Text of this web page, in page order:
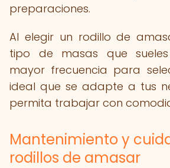
preparaciones.
Al elegir un rodillo de
tipo de masas que
mayor frecuencia para
ideal que se adapte a tus
permita trabajar con
Mantenimiento y
rodillos de amasar